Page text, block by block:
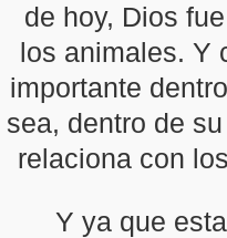
de hoy, Dios
los animales. Y
importante
sea, dentro de
relaciona con
Y ya que